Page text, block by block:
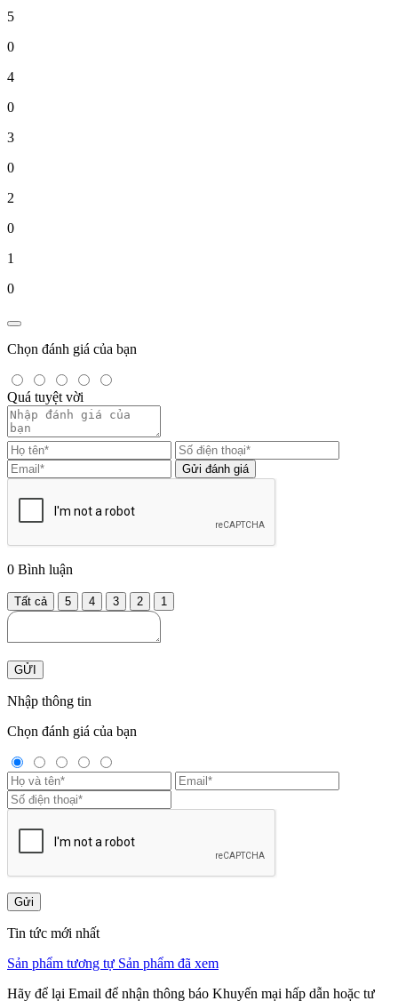
5
0
4
0
3
0
2
0
1
0
Chọn đánh giá của bạn
Quá tuyệt vời
Gửi đánh giá
0 Bình luận
Tất cả 5 4 3 2 1
GỬI
Nhập thông tin
Chọn đánh giá của bạn
Gửi
Tin tức mới nhất
Sản phẩm tương tự Sản phẩm đã xem
Hãy để lại Email để nhận thông báo Khuyến mại hấp dẫn hoặc tư